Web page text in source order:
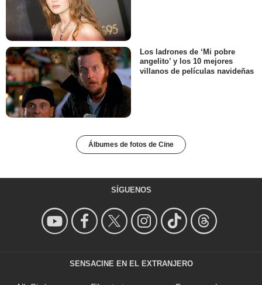
Los ladrones de ‘Mi pobre
angelito’ y los 10 mejores
villanos de películas navideñas
Álbumes de fotos de Cine
SÍGUENOS
SENSACINE EN EL EXTRANJERO